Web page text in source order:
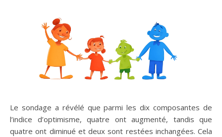
Le sondage a révélé que parmi les dix composantes de
l’indice d’optimisme, quatre ont augmenté, tandis que
quatre ont diminué et deux sont restées inchangées. Cela